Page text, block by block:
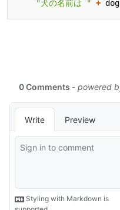
"犬の名前は " + dog